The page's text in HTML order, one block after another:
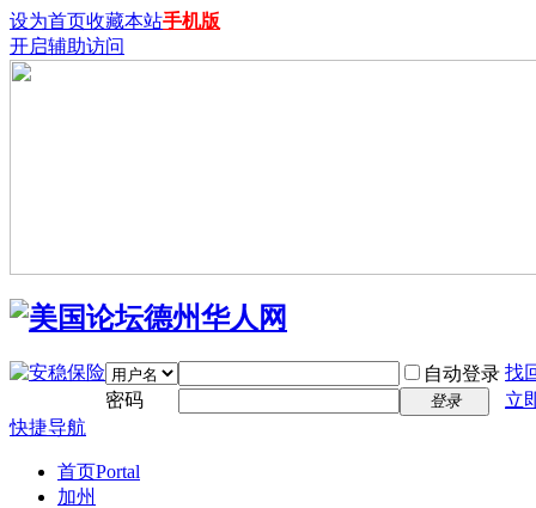
设为首页收藏本站手机版
开启辅助访问
自动登录 找
密码
登录
立
快捷导航
首页Portal
加州